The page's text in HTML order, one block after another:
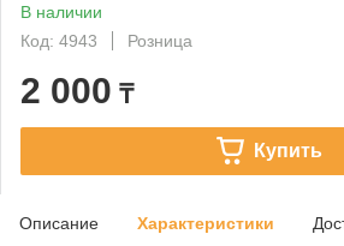
В наличии
Код: 4943
Розница
2 000 ₸
Купить
Описание Характеристики